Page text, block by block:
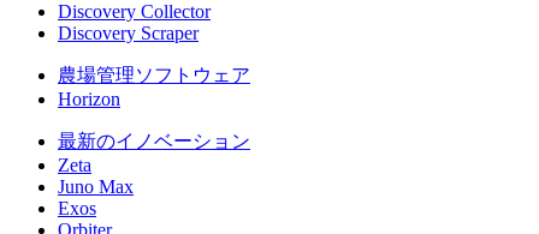
Discovery Collector
Discovery Scraper
農場管理ソフトウェア
Horizon
最新のイノベーション
Zeta
Juno Max
Exos